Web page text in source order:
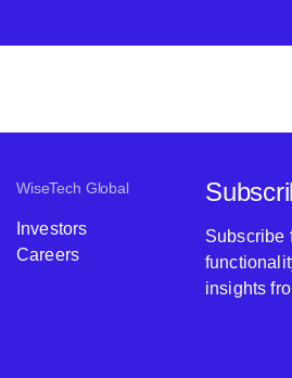
WiseTech Global
Investors
Careers
Subscribe
insights